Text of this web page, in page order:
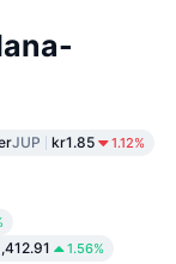
JUP kr1.85 1.12%
1.56%